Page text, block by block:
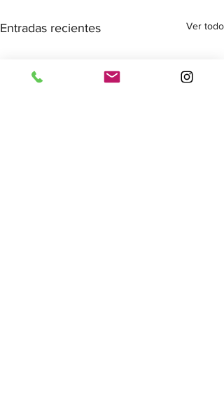
Entradas recientes Ver todo